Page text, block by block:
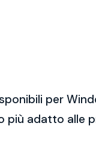
per
adatto alle